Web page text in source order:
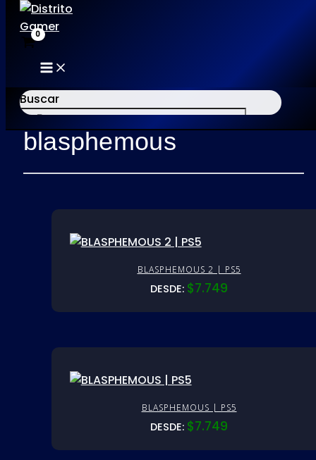
al
contenido
MAIN
MENU
Buscar
×
Inicio/ Productos etiquetados “blasphemous”
blasphemous
BLASPHEMOUS 2 | PS5
DESDE: $7.749
BLASPHEMOUS | PS5
DESDE: $7.749